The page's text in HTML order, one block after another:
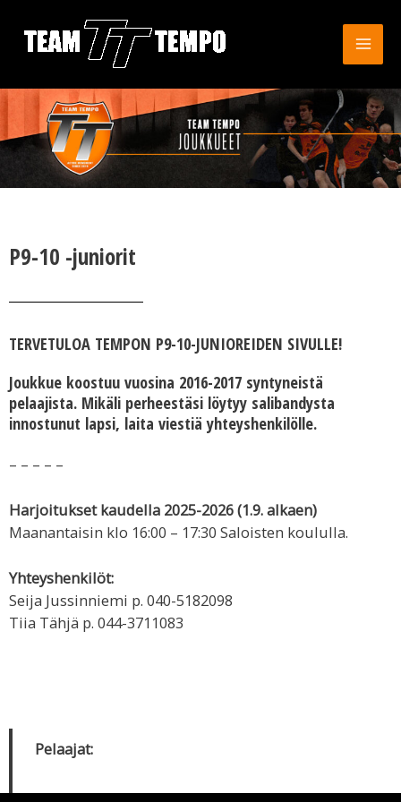
P9-10 -juniorit
TERVETULOA TEMPON P9-10-JUNIOREIDEN SIVULLE!
Joukkue koostuu vuosina 2016-2017 syntyneistä
pelaajista. Mikäli perheestäsi löytyy salibandysta
innostunut lapsi, laita viestiä yhteyshenkilölle.
– – – – –
Harjoitukset kaudella 2025-2026 (1.9. alkaen)
Maanantaisin klo 16:00 – 17:30 Saloisten koululla.
Yhteyshenkilöt:
Seija Jussinniemi p. 040-5182098
Tiia Tähjä p. 044-3711083
Pelaajat: